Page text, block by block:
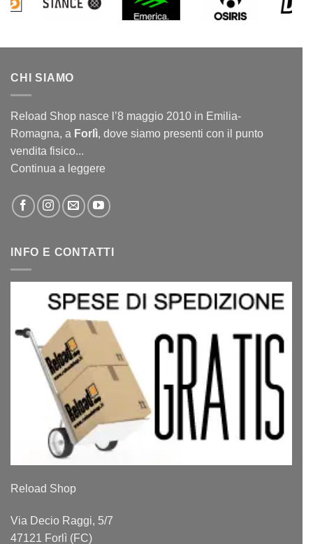
CHI SIAMO
Reload Shop nasce l’8 maggio 2010 in Emilia-
Romagna, a Forlì, dove siamo presenti con il punto
vendita fisico...
Continua a leggere
INFO E CONTATTI
Reload Shop
Via Decio Raggi, 5/7
47121 Forlì (FC)